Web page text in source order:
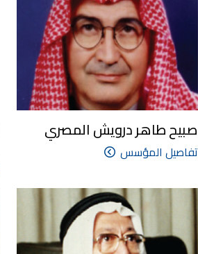
صبيح طاهر درويش المصري
تفاصيل المؤسس